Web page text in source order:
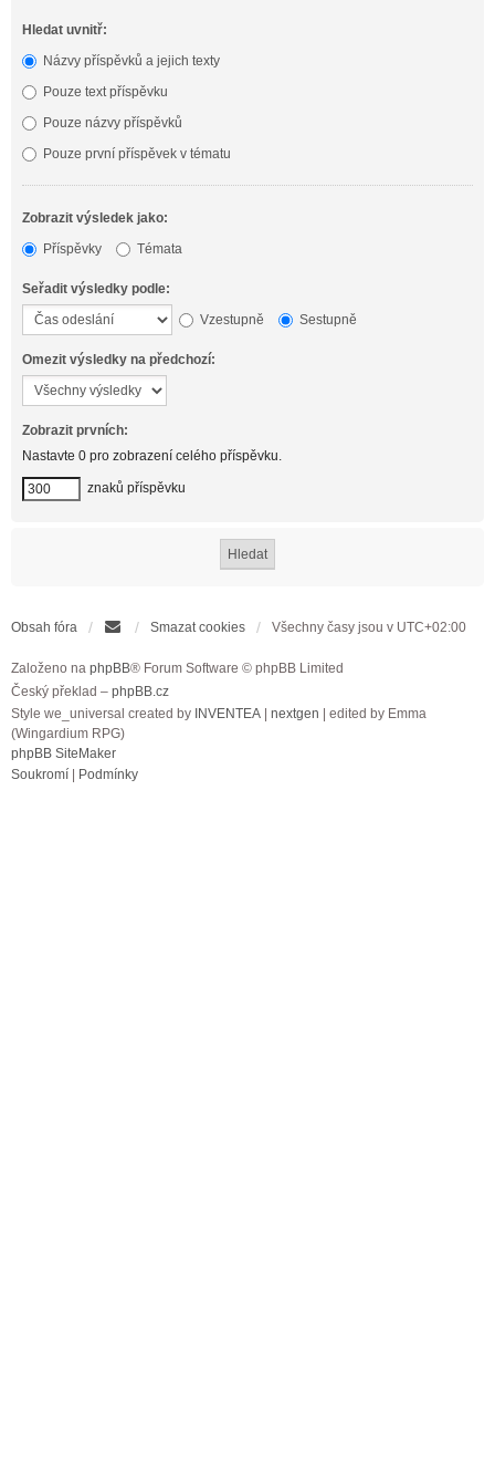
Hledat uvnitř:
Názvy příspěvků a jejich texty
Pouze text příspěvku
Pouze názvy příspěvků
Pouze první příspěvek v tématu
Zobrazit výsledek jako:
Příspěvky
Témata
Seřadit výsledky podle:
Vzestupně
Sestupně
Omezit výsledky na předchozí:
Zobrazit prvních:
Nastavte 0 pro zobrazení celého příspěvku.
znaků příspěvku
Obsah fóra Smazat cookies Všechny časy jsou v UTC+02:00
Založeno na phpBB® Forum Software © phpBB Limited
Český překlad – phpBB.cz
Style we_universal created by INVENTEA nextgen | edited by Emma
(Wingardium RPG)
phpBB SiteMaker
Soukromí
Podmínky